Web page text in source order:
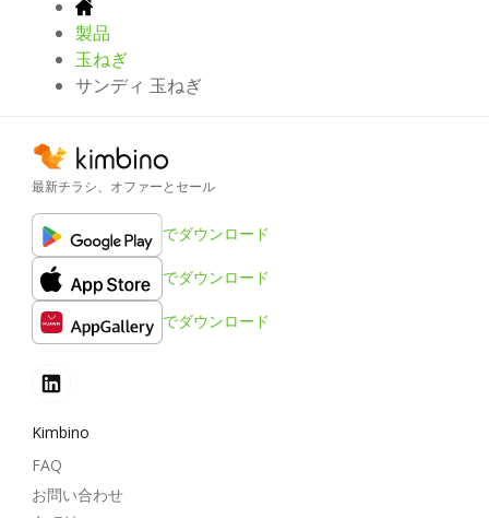
製品
玉ねぎ
サンディ 玉ねぎ
最新チラシ、オファーとセール
でダウンロード
でダウンロード
でダウンロード
Kimbino
FAQ
お問い合わせ